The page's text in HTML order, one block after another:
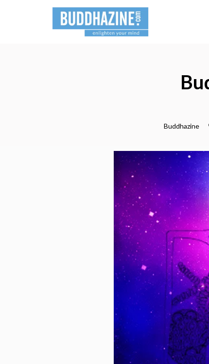
Buddhazine